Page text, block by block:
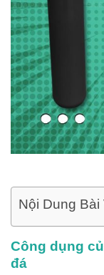
Nội Dung Bài
Công dụng
đá